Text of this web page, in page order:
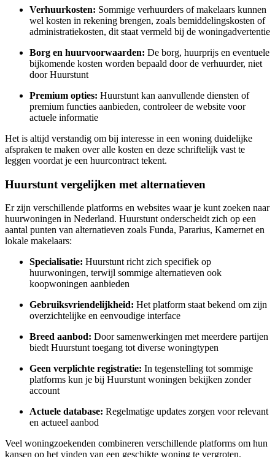
Verhuurkosten: Sommige verhuurders of makelaars kunnen
wel kosten in rekening brengen, zoals bemiddelingskosten of
administratiekosten, dit staat vermeld bij de woningadvertentie
Borg en huurvoorwaarden: De borg, huurprijs en eventuele
bijkomende kosten worden bepaald door de verhuurder, niet
door Huurstunt
Premium opties: Huurstunt kan aanvullende diensten of
premium functies aanbieden, controleer de website voor
actuele informatie
Het is altijd verstandig om bij interesse in een woning duidelijke
afspraken te maken over alle kosten en deze schriftelijk vast te
leggen voordat je een huurcontract tekent.
Huurstunt vergelijken met alternatieven
Er zijn verschillende platforms en websites waar je kunt zoeken naar
huurwoningen in Nederland. Huurstunt onderscheidt zich op een
aantal punten van alternatieven zoals Funda, Pararius, Kamernet en
lokale makelaars:
Specialisatie: Huurstunt richt zich specifiek op
huurwoningen, terwijl sommige alternatieven ook
koopwoningen aanbieden
Gebruiksvriendelijkheid: Het platform staat bekend om zijn
overzichtelijke en eenvoudige interface
Breed aanbod: Door samenwerkingen met meerdere partijen
biedt Huurstunt toegang tot diverse woningtypen
Geen verplichte registratie: In tegenstelling tot sommige
platforms kun je bij Huurstunt woningen bekijken zonder
account
Actuele database: Regelmatige updates zorgen voor relevant
en actueel aanbod
Veel woningzoekenden combineren verschillende platforms om hun
kansen op het vinden van een geschikte woning te vergroten.